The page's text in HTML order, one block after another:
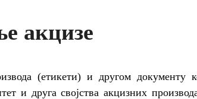
акцизе
(етикети) и другом документу
и друга својства акцизних